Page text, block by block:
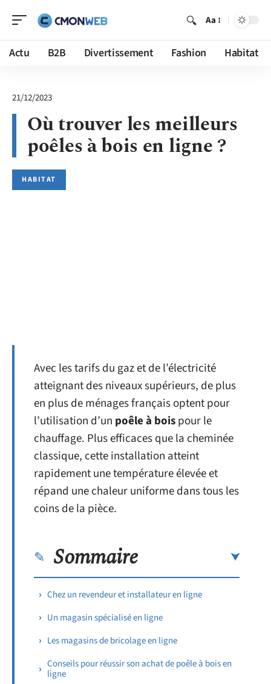
Aa
Actu B2B Divertissement Fashion Habitat
21/12/2023
Où trouver les meilleurs
poêles à bois en ligne ?
HABITAT
Avec les tarifs du gaz et de l’électricité
atteignant des niveaux supérieurs, de plus
en plus de ménages français optent pour
l’utilisation d’un poêle à boispour le
chauffage. Plus efficaces que la cheminée
classique, cette installation atteint
rapidement une température élevée et
répand une chaleur uniforme dans tous les
coins de la pièce.
Sommaire
Chez un revendeur et installateur en ligne
Un magasin spécialisé en ligne
Les magasins de bricolage en ligne
Conseils pour réussir son achat de poêle à bois en
ligne